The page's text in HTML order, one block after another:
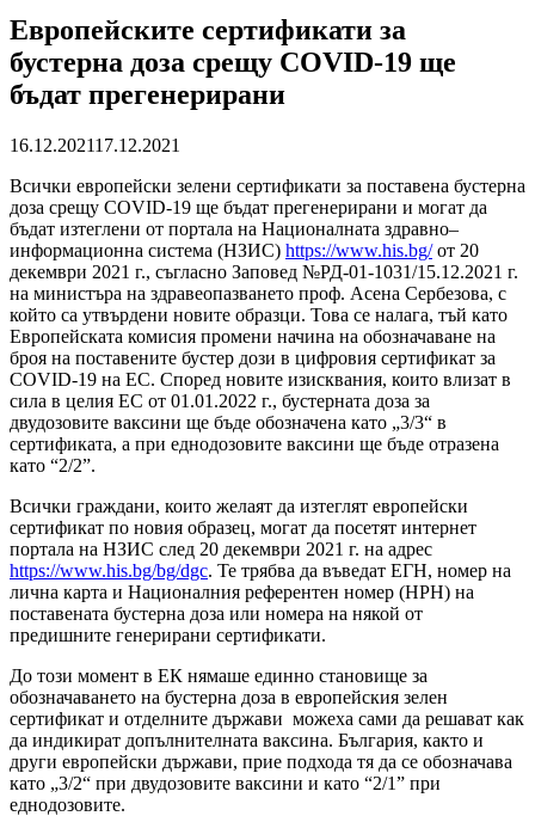
Европейските сертификати за
бустерна доза срещу COVID-19 ще
бъдат прегенерирани
16.12.202117.12.2021
Всички европейски зeлени сертификати за поставена бустерна
доза срещу COVID-19 ще бъдат прегенерирани и могат да
бъдат изтеглени от портала на Националната здравно–
информационна система (НЗИС) https://www.his.bg/от 20
декември 2021 г., съгласно Заповед №РД-01-1031/15.12.2021 г.
на министъра на здравеопазването проф. Асена Сербезова, с
който са утвърдени новите образци. Това се налага, тъй като
Европейската комисия промени начина на обозначаване на
броя на поставените бустер дози в цифровия сертификат за
COVID-19 на ЕС. Според новите изисквания, които влизат в
сила в целия ЕС от 01.01.2022 г., бустерната доза за
двудозовите ваксини ще бъде обозначена като „3/3“ в
сертификата, а при еднодозовите ваксини ще бъде отразена
като “2/2”.
Всички граждани, които желаят да изтеглят европейски
сертификат по новия образец, могат да посетят интернет
портала на НЗИС след 20 декември 2021 г. на адрес
https://www.his.bg/bg/dgc. Те трябва да въведат ЕГН, номер на
лична карта и Националния референтен номер (НРН) на
поставената бустерна доза или номера на някой от
предишните генерирани сертификати.
До този момент в ЕК нямаше единно становище за
обозначаването на бустерна доза в европейския зелен
сертификат и отделните държави можеха сами да решават как
да индикират допълнителната ваксина. България, както и
други европейски държави, прие подхода тя да се обозначава
като „3/2“ при двудозовите ваксини и като “2/1” при
еднодозовите.